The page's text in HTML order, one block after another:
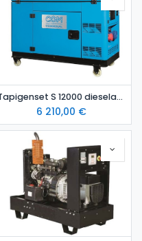
Tapigenset S 12000 dieselaggregaatti / varavoima
6 210,00 €